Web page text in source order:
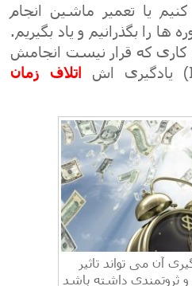
یا تعمیر ماشین انجام
ها را بگذرانیم و یاد بگیریم.
که قرار نیست انجامش
اتلاف
زمان
آن می تواند تاثیر
ثروتمندی داشته باشد